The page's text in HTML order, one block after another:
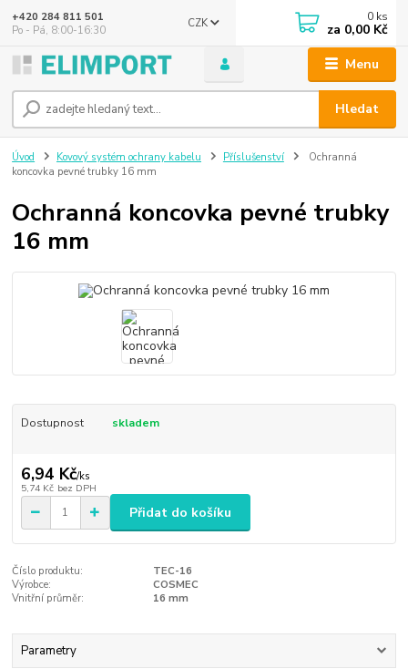
Menu
CZK
Hledat
+420 284 811 501
Po - Pá, 8:00-16:30
0 ks
za 0,00 Kč
Úvod Kovový systém ochrany kabelu Příslušenství
Ochranná
koncovka pevné trubky 16 mm
Ochranná koncovka pevné trubky
16 mm
Dostupnost skladem
6,94 Kč/ks
5,74 Kč bez DPH
Přidat do košíku
Číslo produktu:
TEC-16
Výrobce:
COSMEC
Vnitřní průměr:
16 mm
Parametry